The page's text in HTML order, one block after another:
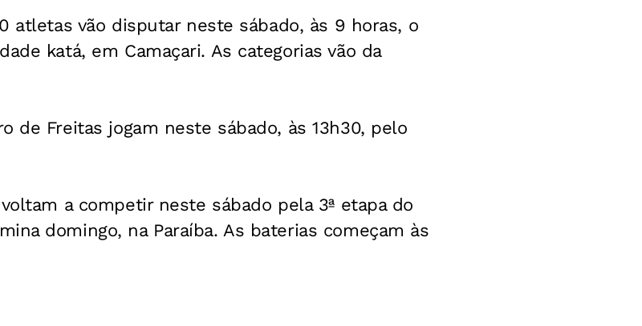
atletas vão disputar neste sábado, às 9 horas, o
katá, em Camaçari. As categorias vão da
de Freitas jogam neste sábado, às 13h30, pelo
a competir neste sábado pela 3ª etapa do
domingo, na Paraíba. As baterias começam às